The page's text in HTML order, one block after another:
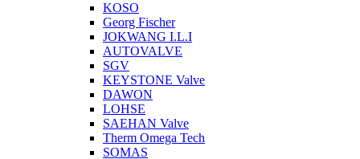
A-시리즈 가변 피스톤 펌프
A3H 시리즈 고압 가변 피스톤 펌프
AR 시리즈 가변 피스톤 펌프
ARS 시리즈 AC 서보 모터 구동 펌프
KOSO
Georg Fischer
JOKWANG I.L.I
AUTOVALVE
SGV
KEYSTONE Valve
DAWON
LOHSE
SAEHAN Valve
Therm Omega Tech
SOMAS